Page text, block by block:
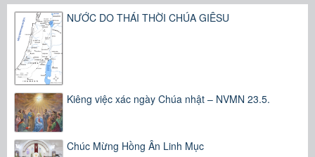
NƯỚC DO THÁI THỜI CHÚA GIÊSU
Kiêng việc xác ngày Chúa nhật – NVMN 23.5.
Chúc Mừng Hồng Ân Linh Mục